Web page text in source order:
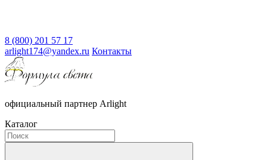
8 (800) 201 57 17
arlight174@yandex.ru Контакты
официальный партнер Arlight
Каталог